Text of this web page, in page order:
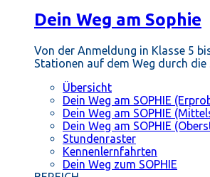
Dein Weg am Sophie
Von der Anmeldung in Klasse 5
Stationen auf dem Weg durch die
Übersicht
Dein Weg am SOPHIE
Dein Weg am SOPHIE
Dein Weg am SOPHIE
Stundenraster
Kennenlernfahrten
Dein Weg zum SOPHIE